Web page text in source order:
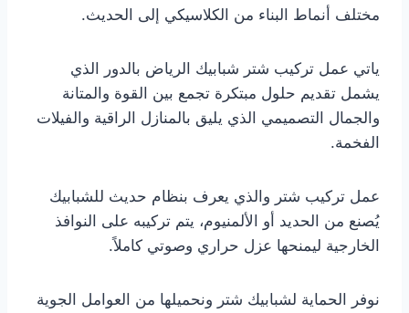
مختلف أنماط البناء من الكلاسيكي إلى الحديث.
ياتي عمل تركيب شتر شبابيك الرياض بالدور الذي
يشمل تقديم حلول مبتكرة تجمع بين القوة والمتانة
والجمال التصميمي الذي يليق بالمنازل الراقية والفيلات
الفخمة.
عمل تركيب شتر والذي يعرف بنظام حديث للشبابيك
يُصنع من الحديد أو الألمنيوم، يتم تركيبه على النوافذ
الخارجية ليمنحها عزل حراري وصوتي كاملاً.
نوفر الحماية لشبابيك شتر ونحميلها من العوامل الجوية